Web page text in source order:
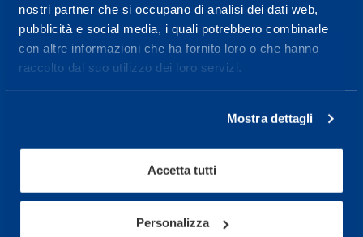
nostri partner che si occupano di analisi dei dati web,
pubblicità e social media, i quali potrebbero combinarle
con altre informazioni che ha fornito loro o che hanno
raccolto dal suo utilizzo dei loro servizi.
Mostra dettagli
Accetta tutti
Personalizza
Servizi
Servizi Medici
Test di valutazione